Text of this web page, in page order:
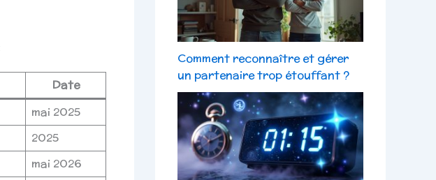
Date
mai 2025
2025
mai 2026
Comment reconnaître et gérer
un partenaire trop étouffant ?